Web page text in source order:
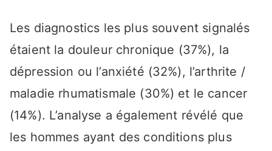
Les diagnostics les plus souvent signalés
étaient la douleur chronique (37%), la
dépression ou l’anxiété (32%), l’arthrite /
maladie rhumatismale (30%) et le cancer
(14%). L’analyse a également révélé que
les hommes ayant des conditions plus